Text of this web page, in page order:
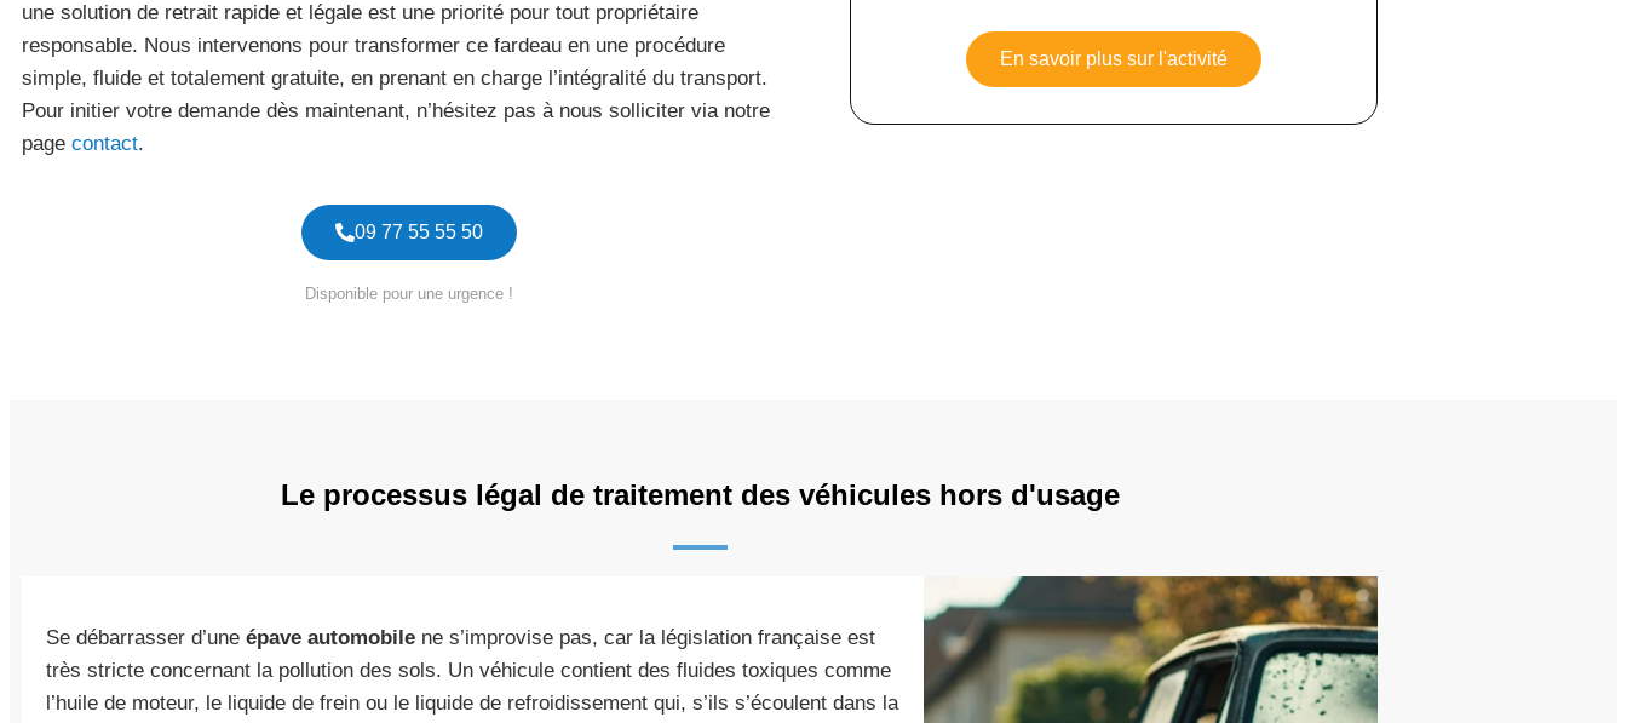
une solution de retrait rapide et légale est une priorité pour tout propriétaire
responsable. Nous intervenons pour transformer ce fardeau en une procédure
simple, fluide et totalement gratuite, en prenant en charge l’intégralité du transport.
Pour initier votre demande dès maintenant, n’hésitez pas à nous solliciter via notre
page contact.
09 77 55 55 50
Disponible pour une urgence !
En savoir plus sur l'activité
Le processus légal de traitement des véhicules hors d'usage
Se débarrasser d’une épave automobile ne s’improvise pas, car la législation française est
très stricte concernant la pollution des sols. Un véhicule contient des fluides toxiques comme
l’huile de moteur, le liquide de frein ou le liquide de refroidissement qui, s’ils s’écoulent dans la